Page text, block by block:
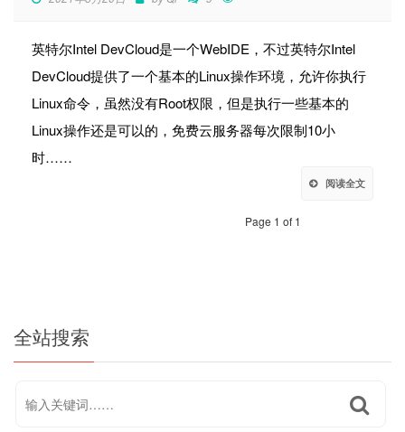
英特尔Intel DevCloud是一个WebIDE，不过英特尔Intel
DevCloud提供了一个基本的Linux操作环境，允许你执行
Linux命令，虽然没有Root权限，但是执行一些基本的
Linux操作还是可以的，免费云服务器每次限制10小
时……
阅读全文
Page 1 of 1
全站搜索